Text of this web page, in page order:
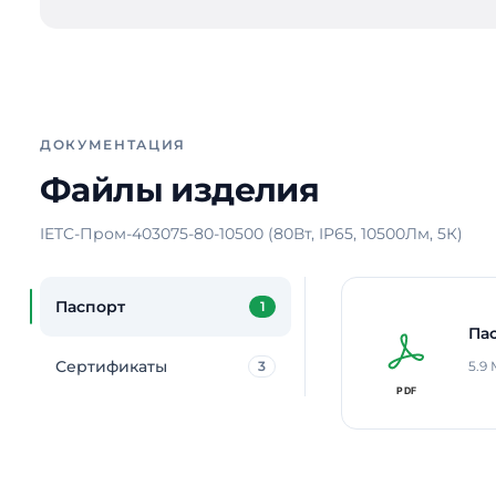
ДОКУМЕНТАЦИЯ
Файлы изделия
IETC-Пром-403075-80-10500 (80Вт, IP65, 10500Лм, 5К)
Паспорт 1
Сертификаты 3 5.9